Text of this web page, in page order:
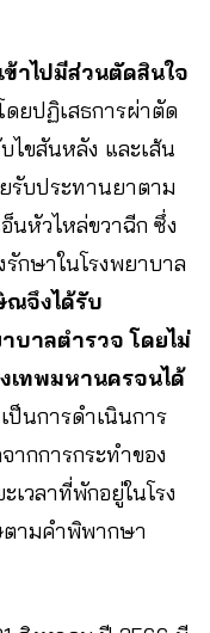
าไปมีส่วนตัดสินใจ
ดยปฏิเสธการผ่าตัด
ไขสันหลัง และเส้น
รับประทานยาตาม
นหัวไหล่ขวาฉีก ซึ่ง
รักษาในโรงพยาบาล
จึงได้รับ
บาลตำรวจ โดยไม่
เทพมหานครจนได้
ป็นการดำเนินการ
ากการกระทำของ
วลาที่พักอยู่ในโรง
ามคำพิพากษา